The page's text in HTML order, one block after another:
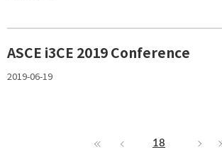
ASCE i3CE 2019 Conference
2019-06-19
18